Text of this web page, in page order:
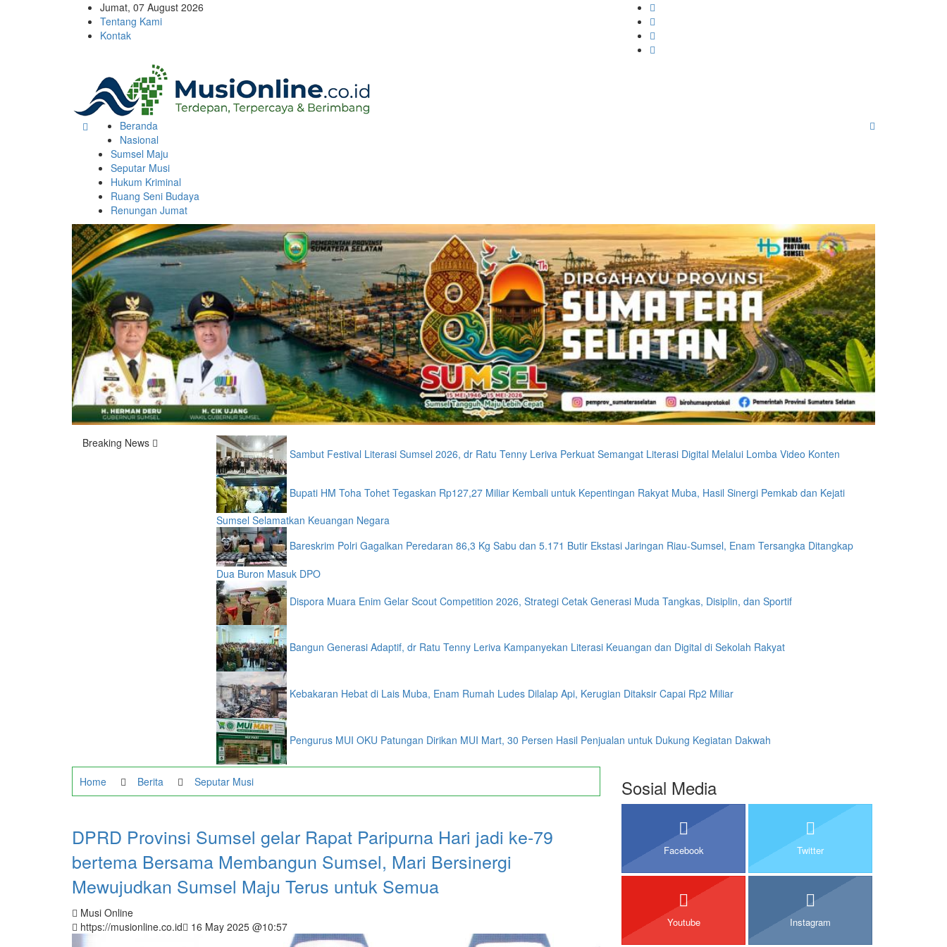
Jumat, 07 August 2026
Tentang Kami
Kontak
Beranda
Nasional
Sumsel Maju
Seputar Musi
Hukum Kriminal
Ruang Seni Budaya
Renungan Jumat
Breaking News
Sambut Festival Literasi Sumsel 2026, dr Ratu Tenny Leriva Perkuat Semangat Literasi Digital Melalui Lomba Video Konten
Bupati HM Toha Tohet Tegaskan Rp127,27 Miliar Kembali untuk Kepentingan Rakyat Muba, Hasil Sinergi Pemkab dan Kejati
Sumsel Selamatkan Keuangan Negara
Bareskrim Polri Gagalkan Peredaran 86,3 Kg Sabu dan 5.171 Butir Ekstasi Jaringan Riau-Sumsel, Enam Tersangka Ditangkap
Dua Buron Masuk DPO
Dispora Muara Enim Gelar Scout Competition 2026, Strategi Cetak Generasi Muda Tangkas, Disiplin, dan Sportif
Bangun Generasi Adaptif, dr Ratu Tenny Leriva Kampanyekan Literasi Keuangan dan Digital di Sekolah Rakyat
Kebakaran Hebat di Lais Muba, Enam Rumah Ludes Dilalap Api, Kerugian Ditaksir Capai Rp2 Miliar
Pengurus MUI OKU Patungan Dirikan MUI Mart, 30 Persen Hasil Penjualan untuk Dukung Kegiatan Dakwah
Home Berita Seputar Musi
DPRD Provinsi Sumsel gelar Rapat Paripurna Hari jadi ke-79
bertema Bersama Membangun Sumsel, Mari Bersinergi
Mewujudkan Sumsel Maju Terus untuk Semua
Musi Online
https://musionline.co.id
16 May 2025 @10:57
Sosial Media
Facebook Twitter
Youtube Instagram